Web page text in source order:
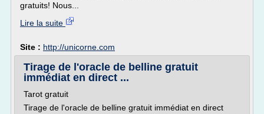
gratuits! Nous...
Lire la suite
Site : http://unicorne.com
Tirage de l'oracle de belline gratuit
immédiat en direct ...
Tarot gratuit
Tirage de l'oracle de belline gratuit immédiat en direct